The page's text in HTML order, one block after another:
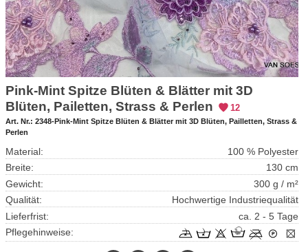
Pink-Mint Spitze Blüten & Blätter mit 3D
Blüten, Pailetten, Strass & Perlen
12
Art. Nr.: 2348-Pink-Mint Spitze Blüten & Blätter mit 3D Blüten, Pailletten, Strass &
Perlen
Material:
100 % Polyester
Breite:
130 cm
Gewicht:
300 g / m²
Qualität:
Hochwertige Industriequalität
Lieferfrist:
ca. 2 - 5 Tage
Pflegehinweise: